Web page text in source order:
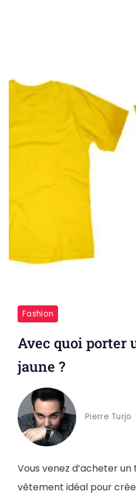
Fashion
Avec quoi porter
jaune ?
Pierre Turjo
Vous venez d’acheter
vêtement idéal pour